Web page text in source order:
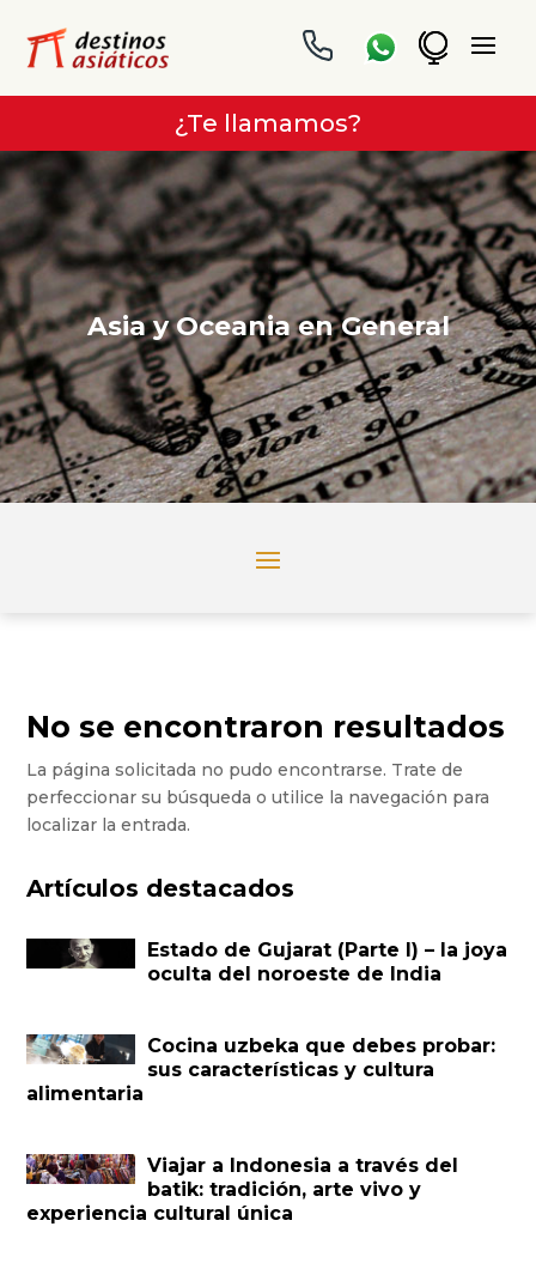
¿Te llamamos?
Asia y Oceania en General
No se encontraron resultados
La página solicitada no pudo encontrarse. Trate de
perfeccionar su búsqueda o utilice la navegación para
localizar la entrada.
Artículos destacados
Estado de Gujarat (Parte I) – la joya
oculta del noroeste de India
Cocina uzbeka que debes probar:
sus características y cultura
alimentaria
Viajar a Indonesia a través del
batik: tradición, arte vivo y
experiencia cultural única